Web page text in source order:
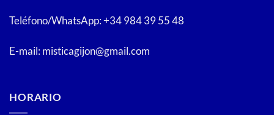
en
la
de
Teléfono/WhatsApp: +34 984 39 55 48
E-mail: misticagijon@gmail.com
HORARIO